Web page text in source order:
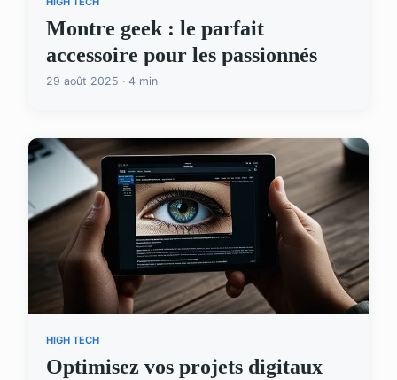
Montre geek : le parfait
accessoire pour les passionnés
29 août 2025 · 4 min
HIGH TECH
Optimisez vos projets digitaux